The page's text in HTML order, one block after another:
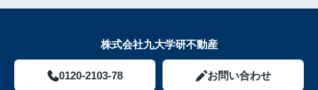
株式会社九大学研不動産
0120-2103-78 お問い合わせ